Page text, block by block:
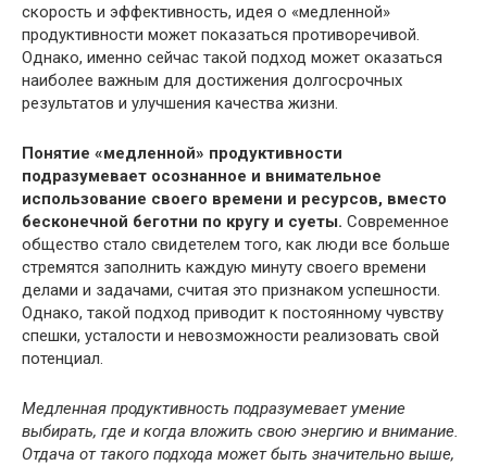
скорость и эффективность, идея о «медленной»
продуктивности может показаться противоречивой.
Однако, именно сейчас такой подход может оказаться
наиболее важным для достижения долгосрочных
результатов и улучшения качества жизни.
Понятие «медленной» продуктивности
подразумевает осознанное и внимательное
использование своего времени и ресурсов, вместо
бесконечной беготни по кругу и суеты. Современное
общество стало свидетелем того, как люди все больше
стремятся заполнить каждую минуту своего времени
делами и задачами, считая это признаком успешности.
Однако, такой подход приводит к постоянному чувству
спешки, усталости и невозможности реализовать свой
потенциал.
Медленная продуктивность подразумевает умение
выбирать, где и когда вложить свою энергию и внимание.
Отдача от такого подхода может быть значительно выше,